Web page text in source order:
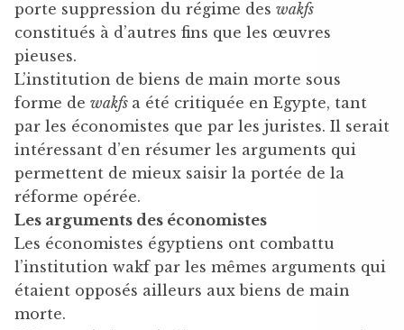
porte suppression du régime des wakfs
constitués à d’autres fins que les œuvres
pieuses.
L’institution de biens de main morte sous
forme de wakfs a été critiquée en Egypte, tant
par les économistes que par les juristes. Il serait
intéressant d’en résumer les arguments qui
permettent de mieux saisir la portée de la
réforme opérée.
Les arguments des économistes
Les économistes égyptiens ont combattu
l’institution wakf par les mêmes arguments qui
étaient opposés ailleurs aux biens de main
morte.